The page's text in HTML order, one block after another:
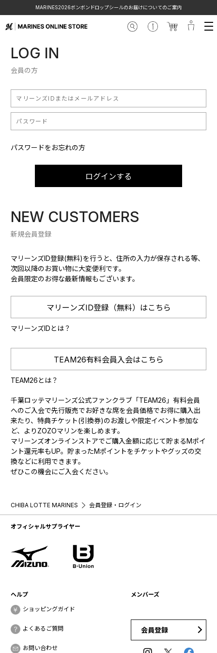
MARINES2026ボンボンドロップシールのお届けについてのご案内
LOG IN
会員の方
パスワードをお忘れの方
ログインする
NEW CUSTOMERS
新規会員登録
マリーンズID登録(無料)を行うと、住所の入力が保存される等、
次回以降のお買い物に大変便利です。
会員限定のお得な最新情報もございます。
マリーンズID登録（無料）はこちら
マリーンズIDとは？
TEAM26有料会員入会はこちら
TEAM26とは？
千葉ロッテマリーンズ公式ファンクラブ「TEAM26」有料会員
へのご入会で先行販売でお好きな席を会員価格でお得に購入出
来たり、特典チケット(引換券)のお渡しや限定イベント参加な
ど、よりZOZOマリンを楽しめます。
マリーンズオンラインストアでご購入金額に応じて貯まるMポイ
ント還元率もUP。貯まったMポイントをチケットやグッズの交
換などに利用できます。
ぜひこの機会にご入会ください。
CHIBA LOTTE MARINES 会員登録・ログイン
オフィシャルサプライヤー
ヘルプ
ショッピングガイド
よくあるご質問
お問い合わせ
メンバーズ
会員登録